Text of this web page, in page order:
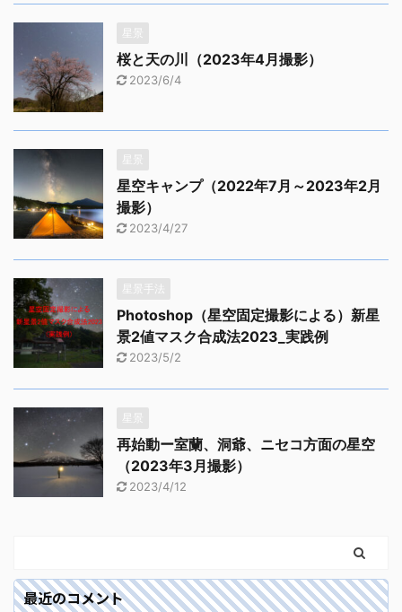
星景
桜と天の川（2023年4月撮影）
2023/6/4
星景
星空キャンプ（2022年7月～2023年2月
撮影）
2023/4/27
星景手法
Photoshop（星空固定撮影による）新星
景2値マスク合成法2023_実践例
2023/5/2
星景
再始動ー室蘭、洞爺、ニセコ方面の星空
（2023年3月撮影）
2023/4/12
最近のコメント